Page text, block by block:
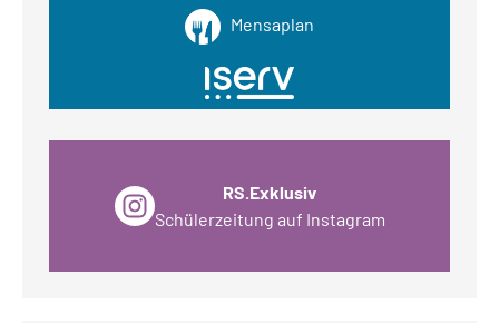
Mensaplan
RS.Exklusiv
Schülerzeitung auf Instagram